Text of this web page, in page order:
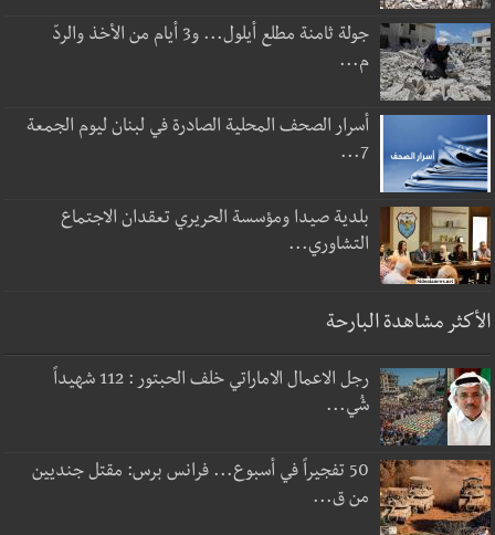
جولة ثامنة مطلع أيلول... و3 أيام من الأخذ والردّ
م...
أسرار الصحف المحلية الصادرة في لبنان ليوم الجمعة
7...
بلدية صيدا ومؤسسة الحريري تعقدان الاجتماع
التشاوري...
الأكثر مشاهدة البارحة
رجل الاعمال الاماراتي خلف الحبتور : 112 شهيداً
شُي...
50 تفجيراً في أسبوع... فرانس برس: مقتل جنديين
من ق...